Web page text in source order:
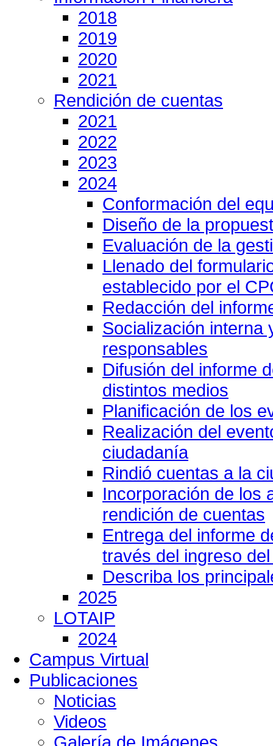
2018
2019
2020
2021
Rendición de cuentas
2021
2022
2023
2024
Conformación del
Diseño de la
Evaluación de la
Llenado del
establecido por el
Redacción del
Socialización interna
responsables
Difusión del informe
distintos medios
Planificación de los
Realización del
ciudadanía
Rindió cuentas a la
Incorporación de los
rendición de cuentas
Entrega del informe
través del ingreso
Describa los
2025
LOTAIP
2024
Campus Virtual
Publicaciones
Noticias
Videos